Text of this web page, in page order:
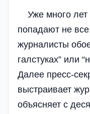
Уже много лет
попадают не
журналисты
галстуках” или
Далее пресс-
выстраивает
объясняет с